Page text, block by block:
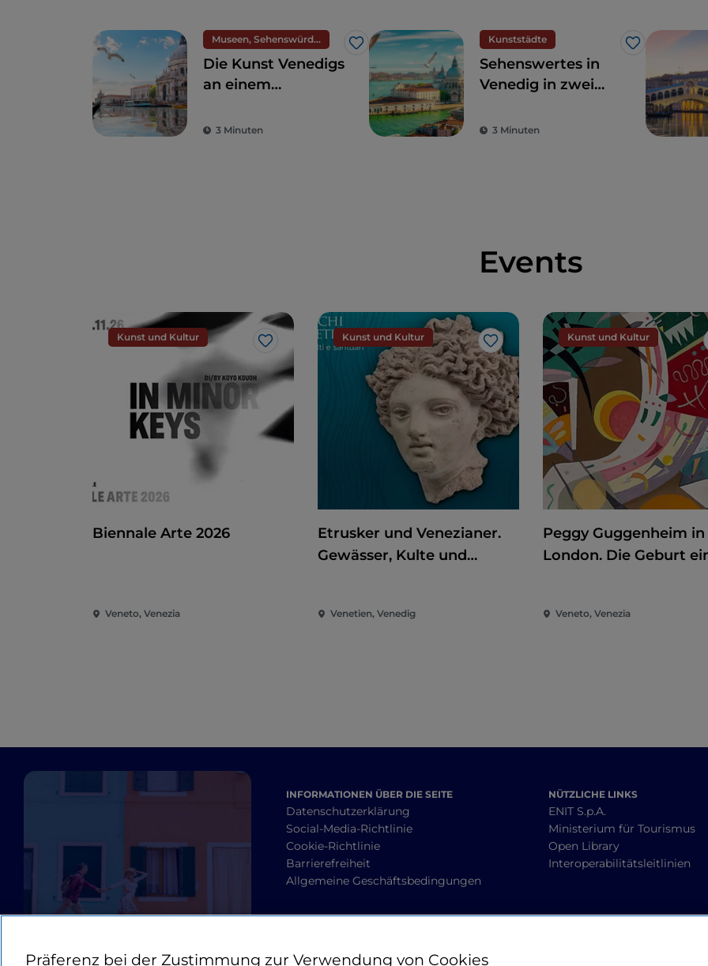
Museen, Sehenswürdigkeiten und Denkmäler
Like
Die Kunst Venedigs
an einem
Museen, Galerien
3 Minuten
Kunststädte
Like
Sehenswertes in
Venedig in zwei
3 Minuten
Events
Kunst und Kultur
Like
Biennale Arte 2026
Veneto, Venezia
Kunst und Kultur
Like
Etrusker und Venezianer.
Gewässer, Kulte und
Venetien, Venedig
Kunst und Kultur
Peggy Guggenheim in
London. Die Geburt
Veneto, Venezia
INFORMATIONEN ÜBER DIE SEITE
Datenschutzerklärung
Social-Media-Richtlinie
Cookie-Richtlinie
Barrierefreiheit
Allgemeine Geschäftsbedingungen
NÜTZLICHE LINKS
ENIT S.p.A.
Ministerium für Tourismus
Open Library
Interoperabilitätsleitlinien
Präferenz bei der Zustimmung zur Verwendung von Cookies